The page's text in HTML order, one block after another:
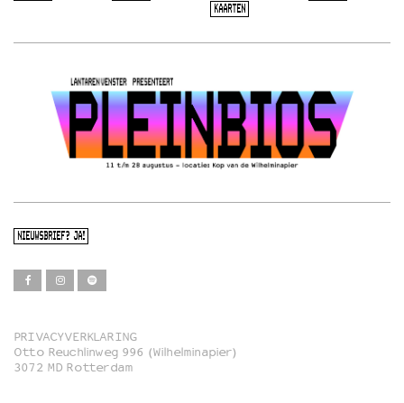
KAARTEN
NIEUWSBRIEF? JA!
Film
PRIVACYVERKLARING
Otto Reuchlinweg 996 (Wilhelminapier)
3072 MD Rotterdam